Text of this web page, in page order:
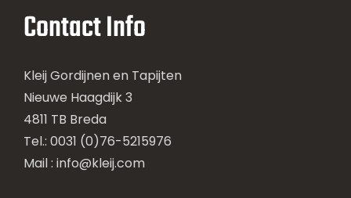
Contact Info
Kleij Gordijnen en Tapijten
Nieuwe Haagdijk 3
4811 TB Breda
Tel.: 0031 (0)76-5215976
Mail : info@kleij.com